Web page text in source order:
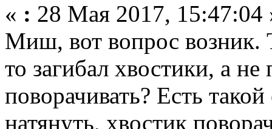
« : 28 Мая 2017, 15:47:04
Миш, вот вопрос возник.
то загибал хвостики, а не
поворачивать? Есть
натянуть, хвостик